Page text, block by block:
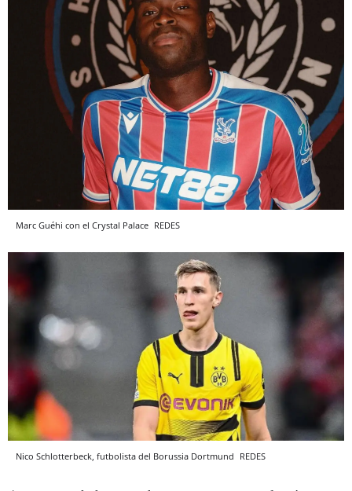
Marc Guéhi con el Crystal Palace REDES
Nico Schlotterbeck, futbolista del Borussia Dortmund REDES